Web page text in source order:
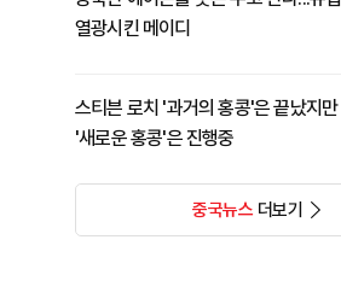
열광시킨 메이디
스티븐 로치 '과거의 홍콩'은 끝났지만
'새로운 홍콩'은 진행중
중국뉴스더보기